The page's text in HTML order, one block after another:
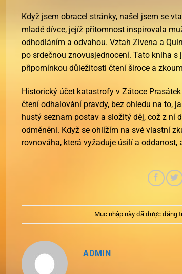
Když jsem obracel stránky, našel jsem se
mladé dívce, jejíž přítomnost inspirovala
odhodláním a odvahou. Vztah Zivena a
po srdečnou znovusjednocení. Tato kniha
připomínkou důležitosti čtení široce a
Historický účet katastrofy v Zátoce
čtení odhalování pravdy, bez ohledu na to,
hustý seznam postav a složitý děj, což z ní
odměněni. Když se ohlížím na své vlastní
rovnováha, která vyžaduje úsilí a oddanost,
Mục nhập này đã được đăng
ADMIN